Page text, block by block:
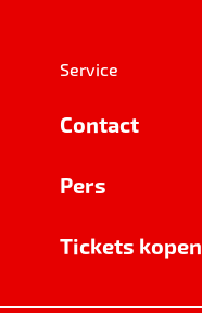
Service
Contact
Pers
Tickets kopen